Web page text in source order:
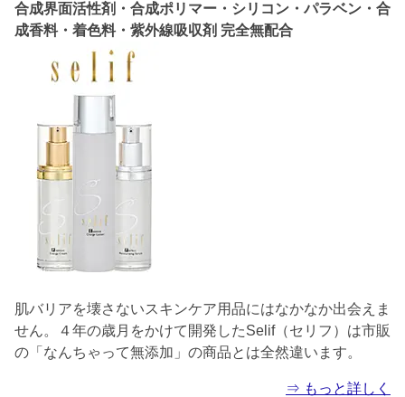
合成界面活性剤・合成ポリマー・シリコン・パラベン・合
成香料・着色料・紫外線吸収剤 完全無配合
肌バリアを壊さないスキンケア用品にはなかなか出会えま
せん。４年の歳月をかけて開発したSelif（セリフ）は市販
の「なんちゃって無添加」の商品とは全然違います。
⇒ もっと詳しく